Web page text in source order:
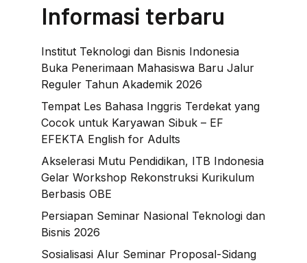
Informasi terbaru
Institut Teknologi dan Bisnis Indonesia
Buka Penerimaan Mahasiswa Baru Jalur
Reguler Tahun Akademik 2026
Tempat Les Bahasa Inggris Terdekat yang
Cocok untuk Karyawan Sibuk – EF
EFEKTA English for Adults
Akselerasi Mutu Pendidikan, ITB Indonesia
Gelar Workshop Rekonstruksi Kurikulum
Berbasis OBE
Persiapan Seminar Nasional Teknologi dan
Bisnis 2026
Sosialisasi Alur Seminar Proposal-Sidang